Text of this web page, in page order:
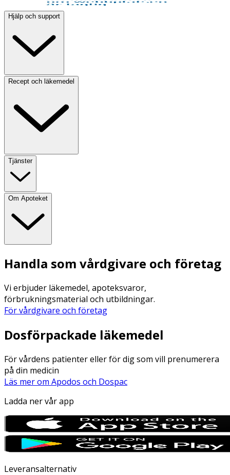
Hjälp och support
Recept och läkemedel
Tjänster
Om Apoteket
Handla som vårdgivare och företag
Vi erbjuder läkemedel, apoteksvaror,
förbrukningsmaterial och utbildningar.
För vårdgivare och företag
Dosförpackade läkemedel
För vårdens patienter eller för dig som vill prenumerera
på din medicin
Läs mer om Apodos och Dospac
Ladda ner vår app
Leveransalternativ